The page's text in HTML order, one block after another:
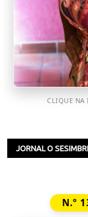
CLIQUE NA
JORNAL O
N.º